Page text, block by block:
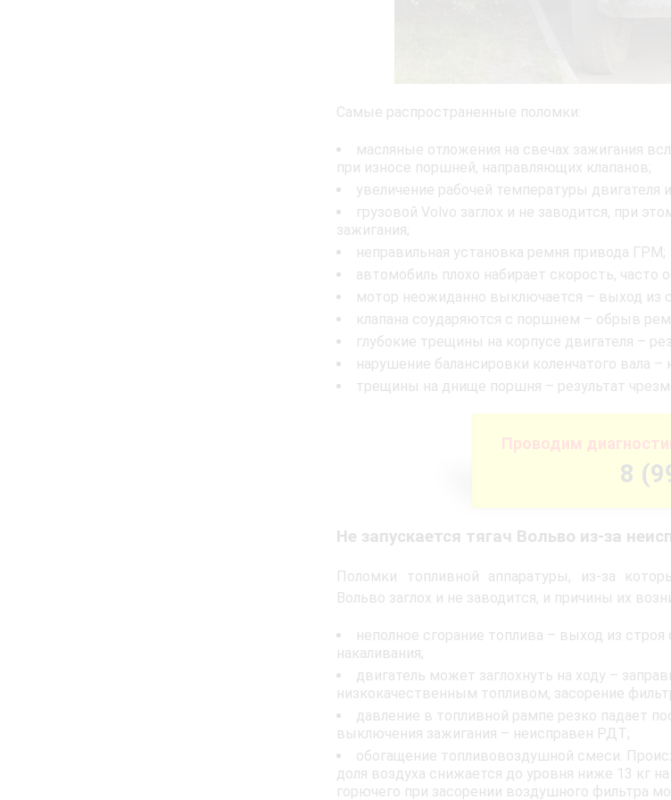
Самые распространенные поломки:
масляные отложения на свечах зажигания
при износе поршней, направляющих клапанов;
увеличение рабочей температуры
грузовой Volvo заглох и не заводится, при
зажигания;
неправильная установка ремня привода ГРМ;
автомобиль плохо набирает скорость, часто
мотор неожиданно выключается – выход из
клапана соударяются с поршнем – обрыв
глубокие трещины на корпусе двигателя –
нарушение балансировки коленчатого вала
трещины на днище поршня – результат
Проводим
8
Не запускается тягач Вольво из-за
Поломки топливной аппаратуры, из-за
Вольво заглох и не заводится, и причины их
неполное сгорание топлива – выход из строя
накаливания;
двигатель может заглохнуть на ходу –
низкокачественным топливом, засорение
давление в топливной рампе резко падает
выключения зажигания – неисправен РДТ;
обогащение топливовоздушной смеси.
доля воздуха снижается до уровня ниже 13 кг на
горючего при засорении воздушного фильтра